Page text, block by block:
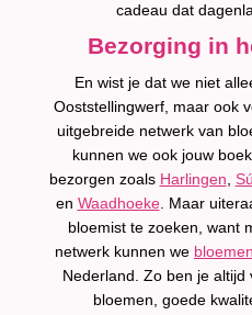
cadeau dat
Bezorging in
En wist je dat we niet
Ooststellingwerf, maar ook
uitgebreide netwerk van
kunnen we ook jouw
bezorgen zoals Harlingen
en Waadhoeke. Maar
bloemist te zoeken, want
netwerk kunnen we
Nederland. Zo ben je
bloemen, goede